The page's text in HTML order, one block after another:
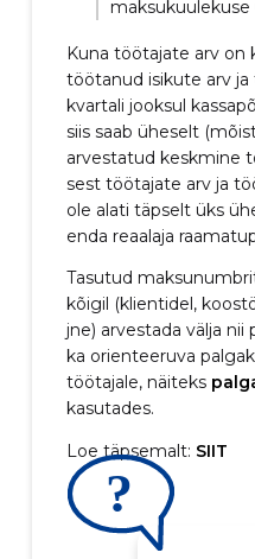
maksukuulekuse
Kuna töötajate arv on
töötanud isikute arv
kvartali jooksul
siis saab üheselt
arvestatud keskmine
sest töötajate arv ja
ole alati täpselt üks
enda reaalaja
Tasutud
kõigil (klientidel,
jne) arvestada välja
ka orienteeruva
töötajale, näiteks
kasutades.
Loe täpsemalt: SIIT